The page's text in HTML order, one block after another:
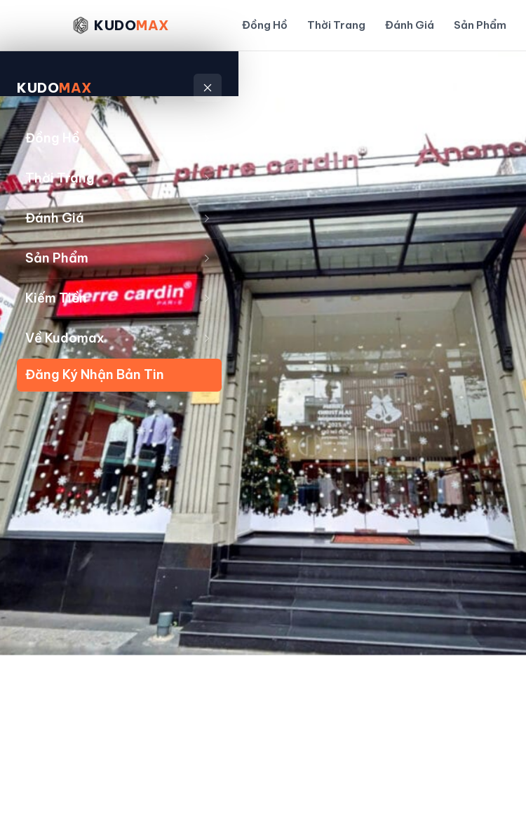
KUDOMAX Đồng Hồ Thời Trang Đánh Giá Sản Phẩm
KUDOMAX
Đồng Hồ
Thời Trang
Đánh Giá
Sản Phẩm
Kiếm Tiền
Về Kudomax
Đăng Ký Nhận Bản Tin